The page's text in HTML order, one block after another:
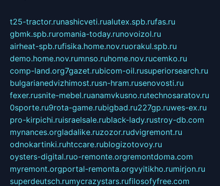
t25-tractor.runashicveti.rualutex.spb.rufas.ru
gbmk.spb.ruromania-today.runovoizol.ru
airheat-spb.rufisika.home.nov.ruorakul.spb.ru
demo.home.nov.rumnso.ruhome.nov.rucemko.ru
comp-land.org7gazet.rubicom-oil.rusuperiorsearch.ru
bulgarianedvizhimost.rusn-hram.rusenovosti.ru
fexer.rusnite-mebel.ruanamvkusno.rutechnosaratov.ru
0sporte.ru9rota-game.rubigbad.ru227gp.ruwes-ex.ru
pro-kirpichi.ruisraelsale.rublack-lady.rustroy-db.com
mynances.orgladalike.ruzozor.rudvigremont.ru
odnokartinki.ruhtccare.rublogizotovoy.ru
oysters-digital.ruo-remonte.orgremontdoma.com
myremont.orgportal-remonta.orgvyitikho.rumirjon.ru
superdeutsch.rumycrazystars.rufilosofyfree.com